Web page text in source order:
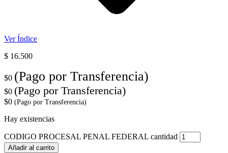
Ver Índice
$ 16.500
$0 (Pago por Transferencia)
$0 (Pago por Transferencia)
$0 (Pago por Transferencia)
Hay existencias
CODIGO PROCESAL PENAL FEDERAL cantidad
Añadir al carrito